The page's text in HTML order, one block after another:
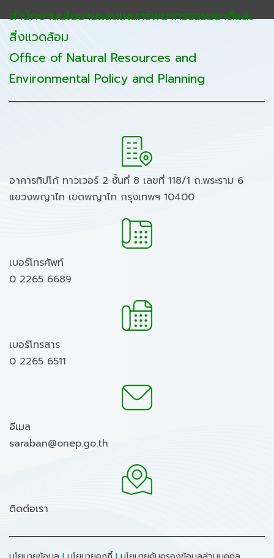
สำนักงานนโยบายและแผนทรัพยากรธรรมชาติและ
สิ่งแวดล้อม
Office of Natural Resources and
Environmental Policy and Planning
อาคารทิปโก้ ทาวเวอร์ 2 ชั้นที่ 8 เลขที่ 118/1 ถ.พระราม 6
แขวงพญาไท เขตพญาไท กรุงเทพฯ 10400
เบอร์โทรศัพท์
0 2265 6689
เบอร์โทรสาร
0 2265 6511
อีเมล
saraban@onep.go.th
ติดต่อเรา